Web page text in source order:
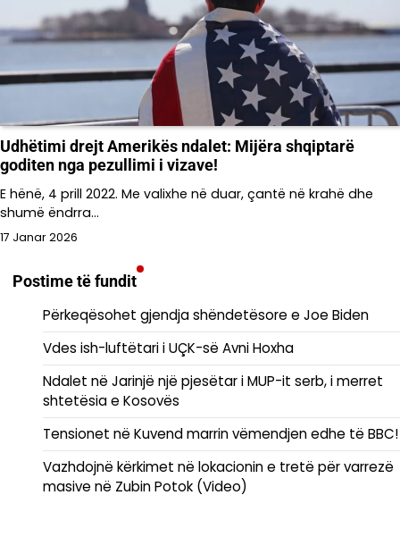
Udhëtimi drejt Amerikës ndalet: Mijëra shqiptarë
goditen nga pezullimi i vizave!
E hënë, 4 prill 2022. Me valixhe në duar, çantë në krahë dhe
shumë ëndrra…
17 Janar 2026
Postime të fundit
Përkeqësohet gjendja shëndetësore e Joe Biden
Vdes ish-luftëtari i UÇK-së Avni Hoxha
Ndalet në Jarinjë një pjesëtar i MUP-it serb, i merret
shtetësia e Kosovës
Tensionet në Kuvend marrin vëmendjen edhe të BBC!
Vazhdojnë kërkimet në lokacionin e tretë për varrezë
masive në Zubin Potok (Video)